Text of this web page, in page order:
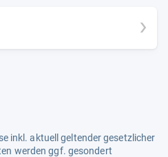
inkl. aktuell geltender gesetzlicher
werden ggf. gesondert